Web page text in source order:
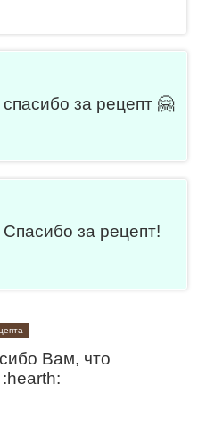
за рецепт 🤗
за рецепт!
Вам, что